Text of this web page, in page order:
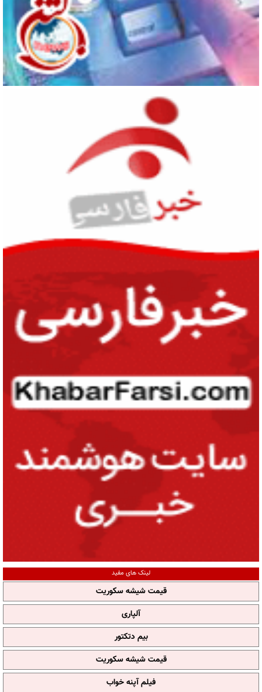
لینک های مفید
قیمت شیشه سکوریت
آلپاری
بیم دتکتور
قیمت شیشه سکوریت
فیلم آپنه خواب